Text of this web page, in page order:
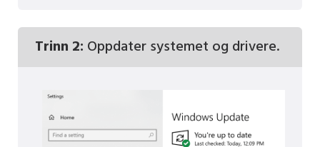
Trinn 2: Oppdater systemet og drivere.